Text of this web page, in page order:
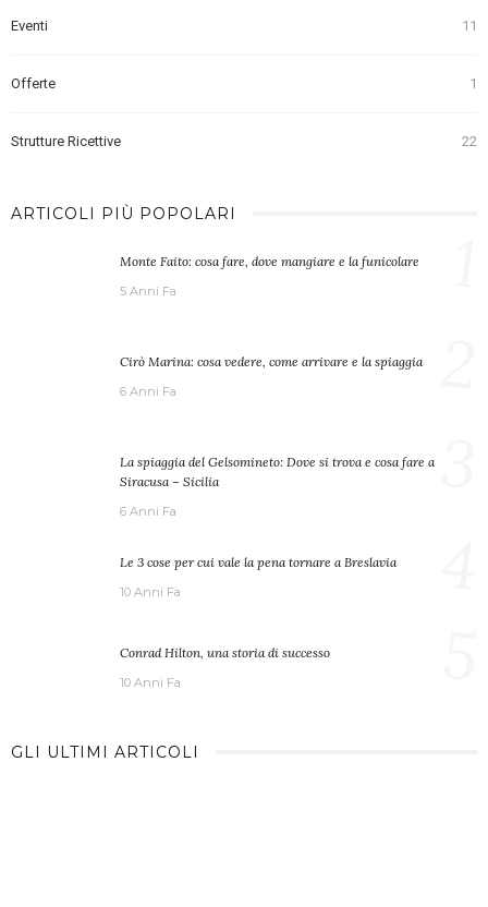
Eventi 11
Offerte 1
Strutture Ricettive 22
ARTICOLI PIÙ POPOLARI
Monte Faito: cosa fare, dove mangiare e la funicolare
5 Anni Fa
Cirò Marina: cosa vedere, come arrivare e la spiaggia
6 Anni Fa
La spiaggia del Gelsomineto: Dove si trova e cosa fare a
Siracusa – Sicilia
6 Anni Fa
Le 3 cose per cui vale la pena tornare a Breslavia
10 Anni Fa
Conrad Hilton, una storia di successo
10 Anni Fa
GLI ULTIMI ARTICOLI